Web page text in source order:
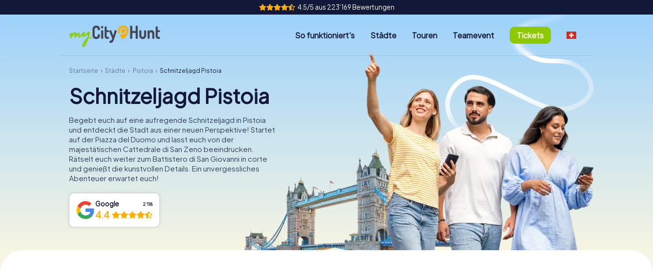
4.5/5 aus 223‘169 Bewertungen
So funktioniert's Städte Touren Teamevent Tickets
Startseite Städte Pistoia Schnitzeljagd Pistoia
Schnitzeljagd Pistoia
Begebt euch auf eine aufregende Schnitzeljagd in Pistoia
und entdeckt die Stadt aus einer neuen Perspektive! Startet
auf der Piazza del Duomo und lasst euch von der
majestätischen Cattedrale di San Zeno beeindrucken.
Rätselt euch weiter zum Battistero di San Giovanni in corte
und genießt die kunstvollen Details. Ein unvergessliches
Abenteuer erwartet euch!
Google 2‘118
4.4